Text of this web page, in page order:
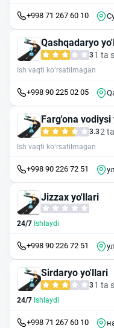
+998 71 267 60 10
Qashqadaryo
3 1 ta
Ish vaqti ko‘rsatilmagan
+998 90 225 02 05
Farg'ona vodiysi
3.32
Ish vaqti ko‘rsatilmagan
+998 90 226 72 51
Jizzax yo'llari
24/7 Ishlaydi
+998 90 226 72 51
Sirdaryo yo'llari
3 1 ta
24/7 Ishlaydi
+998 71 267 60 10